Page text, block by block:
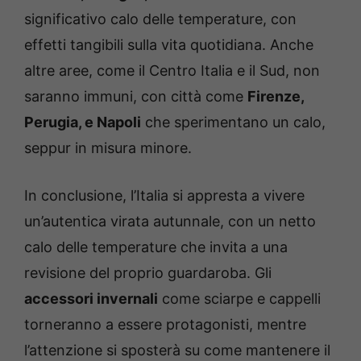
significativo calo delle temperature, con
effetti tangibili sulla vita quotidiana. Anche
altre aree, come il Centro Italia e il Sud, non
saranno immuni, con città come Firenze,
Perugia, e Napoli che sperimentano un calo,
seppur in misura minore.
In conclusione, l’Italia si appresta a vivere
un’autentica virata autunnale, con un netto
calo delle temperature che invita a una
revisione del proprio guardaroba. Gli
accessori invernali come sciarpe e cappelli
torneranno a essere protagonisti, mentre
l’attenzione si sposterà su come mantenere il